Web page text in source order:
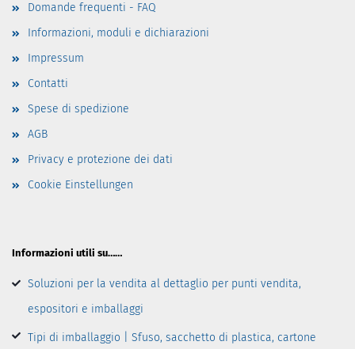
Domande frequenti - FAQ
Informazioni, moduli e dichiarazioni
Impressum
Contatti
Spese di spedizione
AGB
Privacy e protezione dei dati
Cookie Einstellungen
Informazioni utili su……
Soluzioni per la vendita al dettaglio per punti vendita,
espositori e imballaggi
Tipi di imballaggio | Sfuso, sacchetto di plastica, cartone